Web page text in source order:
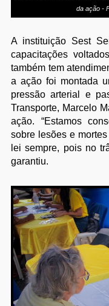
da ação -
A instituição Sest
capacitações
também tem
a ação foi montada
pressão arterial e
Transporte, Marcelo
ação. “Estamos
sobre lesões e
lei sempre, pois no
garantiu.